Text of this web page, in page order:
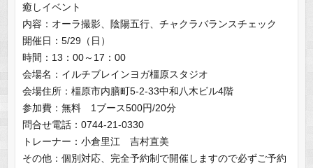
癒しイベント
内容：オーラ撮影、陰陽五行、チャクラバランスチェック
開催日：5/29（日）
時間：13：00～17：00
会場名：イルチブレインヨガ橿原スタジオ
会場住所：橿原市内膳町5-2-33中和八木ビル4階
参加費：無料 1ブース500円/20分
問合せ電話：0744-21-0330
トレーナー：小倉里江 吉村直美
その他：個別対応、完全予約制で開催しますので必ずご予約